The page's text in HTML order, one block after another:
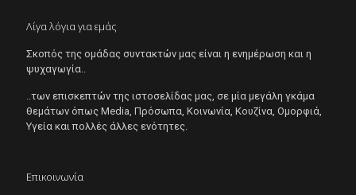
Λίγα λόγια για εμάς
Σκοπός της ομάδας συντακτών μας είναι η ενημέρωση και η
ψυχαγωγία..
..των επισκεπτών της ιστοσελίδας μας, σε μία μεγάλη γκάμα
θεμάτων όπως Μedia, Πρόσωπα, Κοινωνία, Κουζίνα, Ομορφιά,
Υγεία και πολλές άλλες ενότητες.
Επικοινωνία